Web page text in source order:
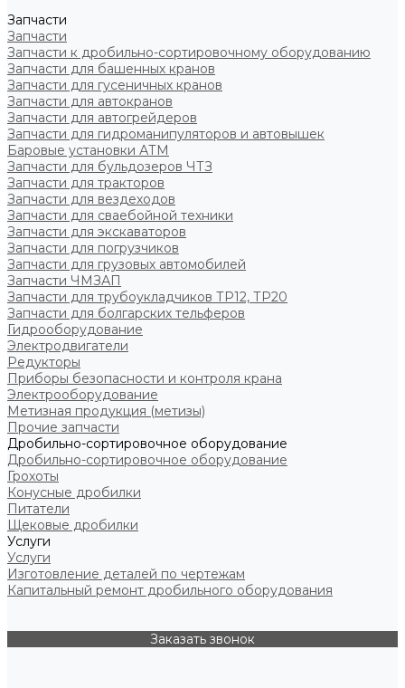
Запчасти
Запчасти
Запчасти к дробильно-сортировочному оборудованию
Запчасти для башенных кранов
Запчасти для гусеничных кранов
Запчасти для автокранов
Запчасти для автогрейдеров
Запчасти для гидроманипуляторов и автовышек
Баровые установки АТМ
Запчасти для бульдозеров ЧТЗ
Запчасти для тракторов
Запчасти для вездеходов
Запчасти для сваебойной техники
Запчасти для экскаваторов
Запчасти для погрузчиков
Запчасти для грузовых автомобилей
Запчасти ЧМЗАП
Запчасти для трубоукладчиков ТР12, ТР20
Запчасти для болгарских тельферов
Гидрооборудование
Электродвигатели
Редукторы
Приборы безопасности и контроля крана
Электрооборудование
Метизная продукция (метизы)
Прочие запчасти
Дробильно-сортировочное оборудование
Дробильно-сортировочное оборудование
Грохоты
Конусные дробилки
Питатели
Щековые дробилки
Услуги
Услуги
Изготовление деталей по чертежам
Капитальный ремонт дробильного оборудования
Заказать звонок